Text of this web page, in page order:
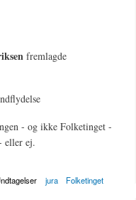
fremlagde
- og ikke Folketinget -
eller ej.
jura
Folketinget